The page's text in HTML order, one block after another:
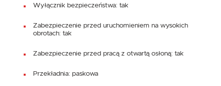
Wyłącznik bezpieczeństwa: tak
Zabezpieczenie przed uruchomieniem na wysokich
obrotach: tak
Zabezpieczenie przed pracą z otwartą osłoną: tak
Przekładnia: paskowa